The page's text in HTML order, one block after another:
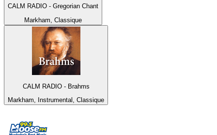
CALM RADIO - Gregorian Chant
Markham, Classique
CALM RADIO - Brahms
Markham, Instrumental, Classique